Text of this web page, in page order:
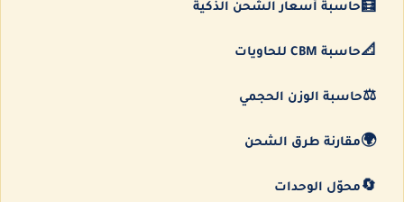
🧮 حاسبة أسعار الشحن الذكية
📐حاسبة CBM للحاويات
⚖️حاسبة الوزن الحجمي
🌍مقارنة طرق الشحن
🔄 محوّل الوحدات